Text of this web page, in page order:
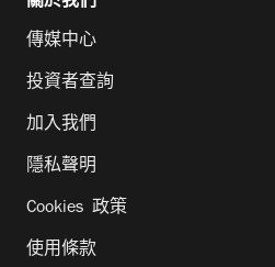
傳媒中心
投資者查詢
加入我們
隱私聲明
Cookies 政策
使用條款